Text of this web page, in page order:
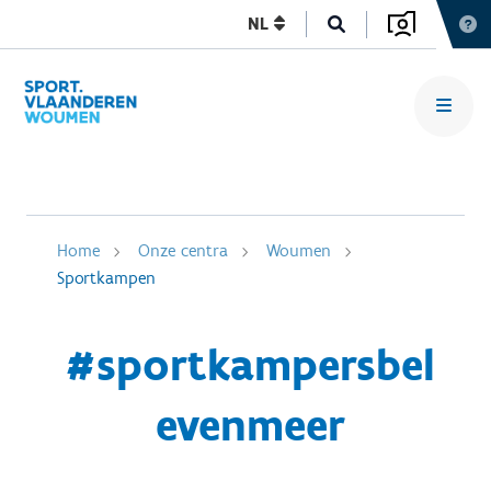
NL
Home Onze centra
Woumen
Sportkampen
#sportkampersbel
evenmeer